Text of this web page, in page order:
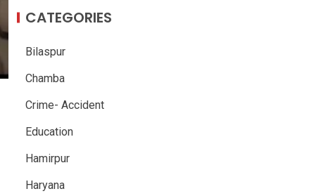
CATEGORIES
Bilaspur
Chamba
Crime- Accident
Education
Hamirpur
Haryana